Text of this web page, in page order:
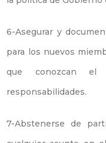
6-Asegurar y
para los nuevos
que conozcan
responsabilidades.
7-Abstenerse de